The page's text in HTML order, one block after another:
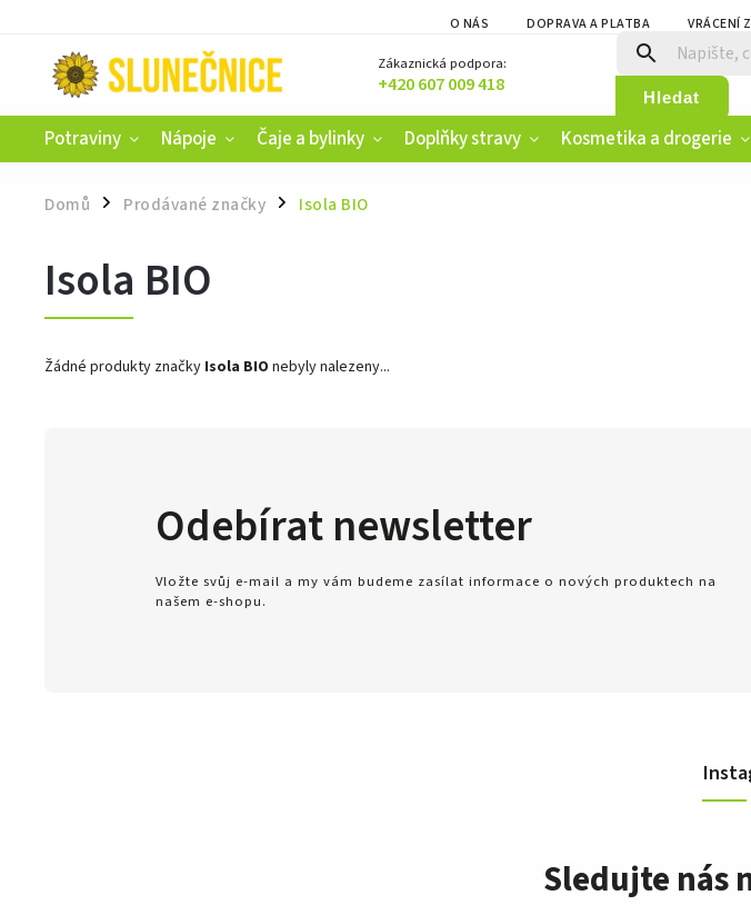
O NÁS DOPRAVA A PLATBA VRÁCENÍ
Zákaznická podpora:
+420 607 009 418 Hledat
Potraviny Nápoje Čaje a bylinky Doplňky stravy Kosmetika a drogerie
Domů / Prodávané značky / Isola BIO
Isola BIO
Žádné produkty značky Isola BIO nebyly nalezeny...
Sledujte nás
Odebírat newsletter
Vložte svůj e-mail a my vám budeme zasílat informace o nových produktech na
našem e-shopu.